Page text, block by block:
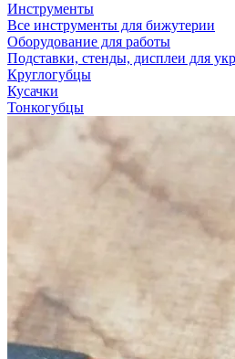
Инструменты
Все инструменты для бижутерии
Оборудование для работы
Подставки, стенды, дисплеи для
Круглогубцы
Кусачки
Тонкогубцы